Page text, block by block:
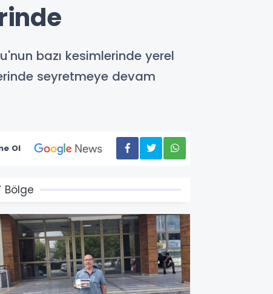
bazı kesimlerinde yerel
seyretmeye devam
Ol
Bölge